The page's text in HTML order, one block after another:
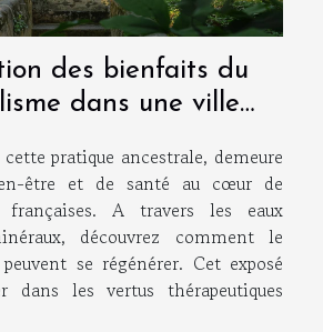
des bienfaits du
dans une ville
pratique ancestrale, demeure
être et de santé au cœur de
françaises. A travers les eaux
découvrez comment le
se régénérer. Cet exposé
dans les vertus thérapeutiques